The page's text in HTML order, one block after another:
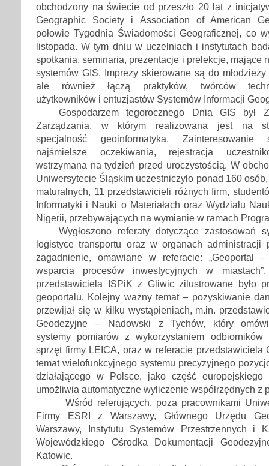
obchodzony na świecie od przeszło 20 lat z
Geographic Society i Association of American
połowie Tygodnia Świadomości Geograficznej, co
listopada. W tym dniu w uczelniach i instytutach
spotkania, seminaria, prezentacje i prelekcje, mające
systemów GIS. Imprezy skierowane są do
ale również łączą praktyków, twórców
użytkowników i entuzjastów Systemów Informacji
Gospodarzem tegorocznego Dnia GIS był
Zarządzania, w którym realizowana jest na
specjalność geoinformatyka. Zainteresowanie
najśmielsze oczekiwania, rejestracja
wstrzymana na tydzień przed uroczystością. W
Uniwersytecie Śląskim uczestniczyło ponad 160
maturalnych, 11 przedstawicieli różnych firm,
Informatyki i Nauki o Materiałach oraz Wydziału
Nigerii, przebywających na wymianie w ramach
Wygłoszono referaty dotyczące zastosowań
logistyce transportu oraz w organach administracji
zagadnienie, omawiane w referacie: „Geoportal
wsparcia procesów inwestycyjnych w
przedstawiciela ISPiK z Gliwic zilustrowane było
geoportalu. Kolejny ważny temat – pozyskiwanie
przewijał się w kilku wystąpieniach, m.in.
Geodezyjne – Nadowski z Tychów, który
systemy pomiarów z wykorzystaniem odbiorników
sprzęt firmy LEICA, oraz w referacie przedstawiciela
temat wielofunkcyjnego systemu precyzyjnego
działającego w Polsce, jako część europejskiego
umożliwia automatyczne wyliczenie współrzędnych z
Wśród referujących, poza pracownikami
Firmy ESRI z Warszawy, Głównego Urzędu
Warszawy, Instytutu Systemów Przestrzennych i
Wojewódzkiego Ośrodka Dokumentacji
Katowic.